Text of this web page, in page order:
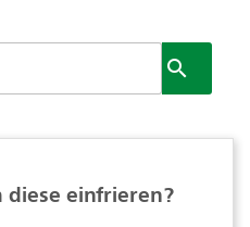

diese einfrieren?